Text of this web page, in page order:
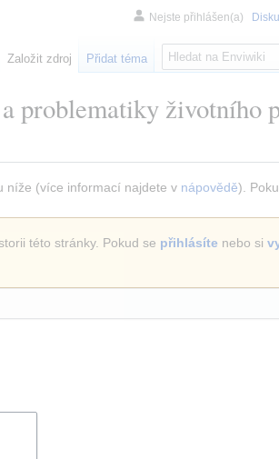
problematiky životního
níže (více informací najdete v nápovědě).
této stránky. Pokud se přihlásíte nebo si
Nejste přihlášen(a)
Založit zdroj Přidat téma
H
l
d